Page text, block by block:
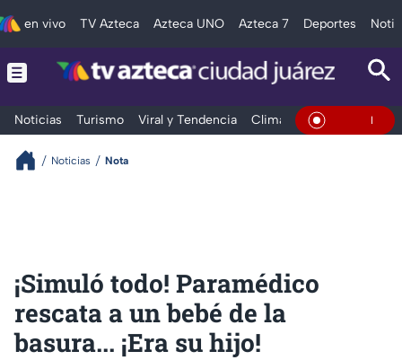
en vivo TV Azteca Azteca UNO Azteca 7 Deportes
Noticias Turismo Viral y Tendencia Clima Deportes En Vivo
Noticias Nota
¡Simuló todo! Paramédico
rescata a un bebé de la
basura... ¡Era su hijo!